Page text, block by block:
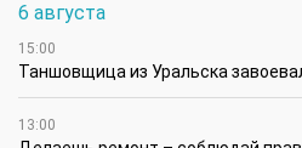
6 августа
15:00
Таншовщица из Уральска
13:00